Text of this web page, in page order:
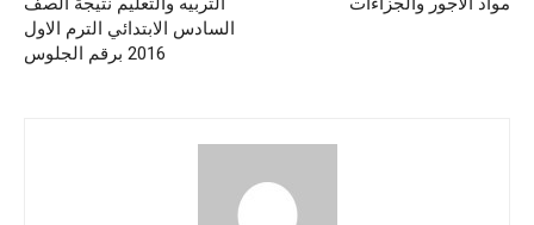
السادس الابتدائي الترم الاول
2016 برقم الجلوس